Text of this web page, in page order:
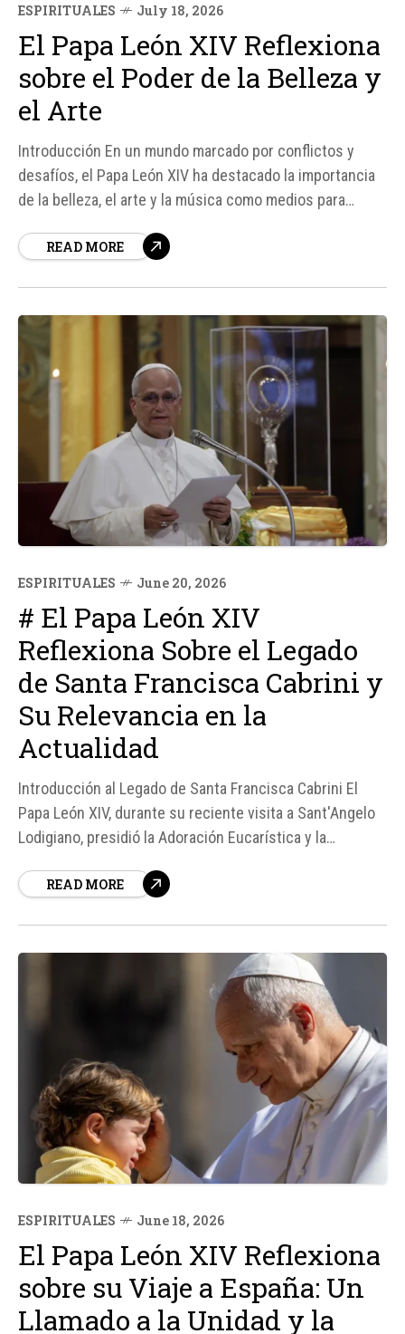
ESPIRITUALES July 18, 2026
El Papa León XIV Reflexiona
sobre el Poder de la Belleza y
el Arte
Introducción En un mundo marcado por conflictos y
desafíos, el Papa León XIV ha destacado la importancia
de la belleza, el arte y la música como medios para
concierto realizado en el patio del Palacio Apostólico de
READ MORE
ESPIRITUALES June 20, 2026
# El Papa León XIV
Reflexiona Sobre el Legado
de Santa Francisca Cabrini y
Su Relevancia en la
Actualidad
Introducción al Legado de Santa Francisca Cabrini El
Papa León XIV, durante su reciente visita a Sant'Angelo
Lodigiano, presidió la Adoración Eucarística y la
figura emblemática en la historia de la Iglesia Católica.
READ MORE
ESPIRITUALES June 18, 2026
El Papa León XIV Reflexiona
sobre su Viaje a España: Un
Llamado a la Unidad y la